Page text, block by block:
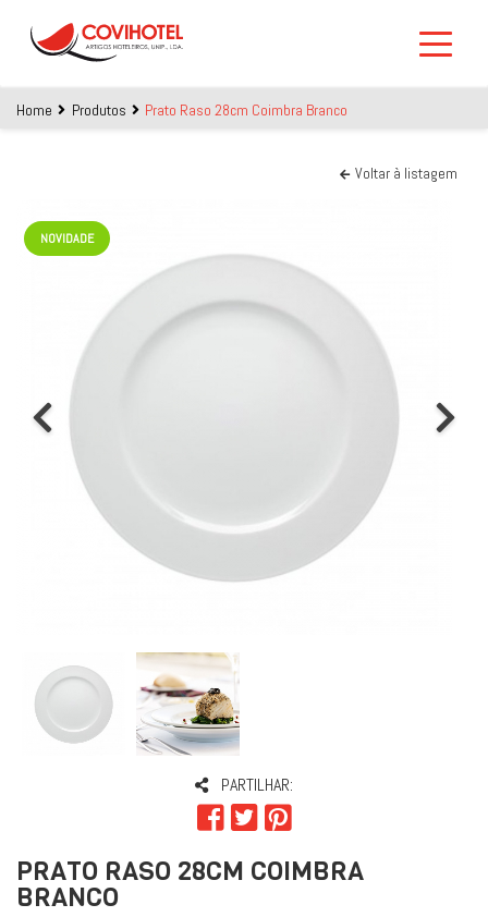
Home Produtos Prato Raso 28cm Coimbra Branco
Voltar à listagem
NOVIDADE
PARTILHAR:
PRATO RASO 28CM COIMBRA
BRANCO